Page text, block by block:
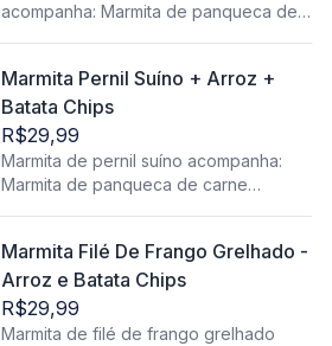
acompanha: Marmita de panqueca de
tomate).
Marmita Pernil Suíno + Arroz +
Batata Chips
R$29,99
Marmita de pernil suíno acompanha:
Marmita de panqueca de carne
tomate).
Marmita Filé De Frango Grelhado -
Arroz e Batata Chips
R$29,99
Marmita de filé de frango grelhado